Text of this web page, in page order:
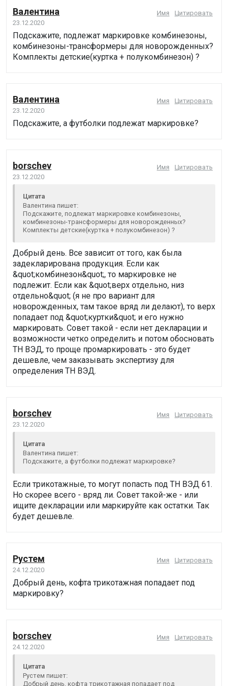
Валентина
23.12.2020
Имя Цитировать
Подскажите, подлежат маркировке комбинезоны,
комбинезоны-трансформеры для новорожденных?
Комплекты детские(куртка + полукомбинезон) ?
Валентина
23.12.2020
Имя Цитировать
Подскажите, а футболки подлежат маркировке?
borschev
23.12.2020
Имя Цитировать
Цитата
Валентина пишет:
Подскажите, подлежат маркировке комбинезоны,
комбинезоны-трансформеры для новорожденных?
Комплекты детские(куртка + полукомбинезон) ?
Добрый день. Все зависит от того, как была
задекларирована продукция. Если как
&quot;комбинезон&quot;, то маркировке не
подлежит. Если как &quot;верх отдельно, низ
отдельно&quot; (я не про вариант для
новорожденных, там такое вряд ли делают), то верх
попадает под &quot;куртки&quot; и его нужно
маркировать. Совет такой - если нет декларации и
возможности четко определить и потом обосновать
ТН ВЭД, то проще промаркировать - это будет
дешевле, чем заказывать экспертизу для
определения ТН ВЭД.
borschev
23.12.2020
Имя Цитировать
Цитата
Валентина пишет:
Подскажите, а футболки подлежат маркировке?
Если трикотажные, то могут попасть под ТН ВЭД 61.
Но скорее всего - вряд ли. Совет такой-же - или
ищите декларации или маркируйте как остатки. Так
будет дешевле.
Рустем
24.12.2020
Имя Цитировать
Добрый день, кофта трикотажная попадает под
маркировку?
borschev
24.12.2020
Имя Цитировать
Цитата
Рустем пишет:
Добрый день, кофта трикотажная попадает под